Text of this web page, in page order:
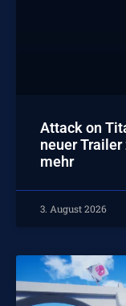
Attack on
neuer
mehr
3. August 2026